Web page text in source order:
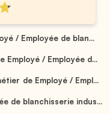
/ Employée de blan...
/ Employée d...
de Employé / Empl...
de blanchisserie indus...